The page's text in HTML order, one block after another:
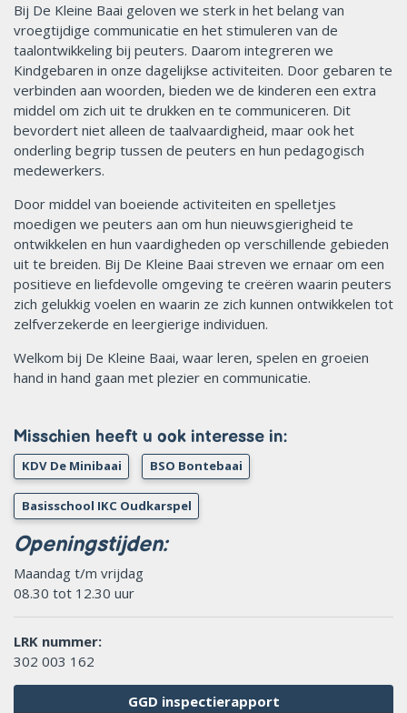
Bij De Kleine Baai geloven we sterk in het belang van
vroegtijdige communicatie en het stimuleren van de
taalontwikkeling bij peuters. Daarom integreren we
Kindgebaren in onze dagelijkse activiteiten. Door gebaren te
verbinden aan woorden, bieden we de kinderen een extra
middel om zich uit te drukken en te communiceren. Dit
bevordert niet alleen de taalvaardigheid, maar ook het
onderling begrip tussen de peuters en hun pedagogisch
medewerkers.
Door middel van boeiende activiteiten en spelletjes
moedigen we peuters aan om hun nieuwsgierigheid te
ontwikkelen en hun vaardigheden op verschillende gebieden
uit te breiden. Bij De Kleine Baai streven we ernaar om een
positieve en liefdevolle omgeving te creëren waarin peuters
zich gelukkig voelen en waarin ze zich kunnen ontwikkelen tot
zelfverzekerde en leergierige individuen.
Welkom bij De Kleine Baai, waar leren, spelen en groeien
hand in hand gaan met plezier en communicatie.
Misschien heeft u ook interesse in:
KDV De Minibaai BSO Bontebaai
Basisschool IKC Oudkarspel
Openingstijden:
Maandag t/m vrijdag
08.30 tot 12.30 uur
LRK nummer:
302 003 162
GGD inspectierapport